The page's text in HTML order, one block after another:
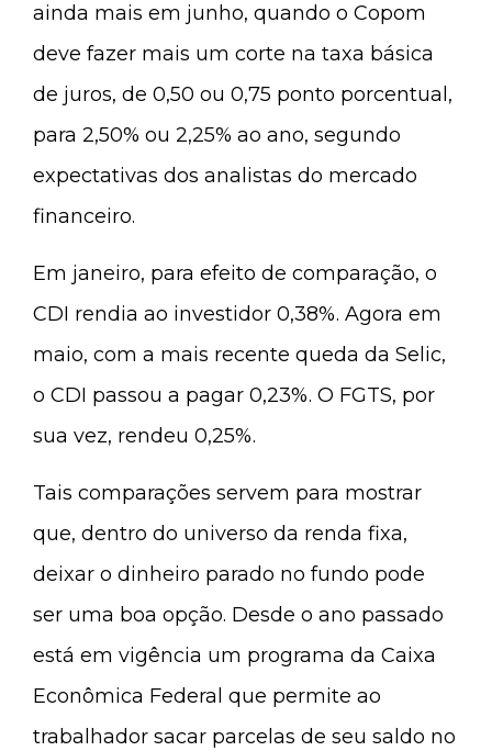
ainda mais em junho, quando o Copom
deve fazer mais um corte na taxa básica
de juros, de 0,50 ou 0,75 ponto porcentual,
para 2,50% ou 2,25% ao ano, segundo
expectativas dos analistas do mercado
financeiro.
Em janeiro, para efeito de comparação, o
CDI rendia ao investidor 0,38%. Agora em
maio, com a mais recente queda da Selic,
o CDI passou a pagar 0,23%. O FGTS, por
sua vez, rendeu 0,25%.
Tais comparações servem para mostrar
que, dentro do universo da renda fixa,
deixar o dinheiro parado no fundo pode
ser uma boa opção. Desde o ano passado
está em vigência um programa da Caixa
Econômica Federal que permite ao
trabalhador sacar parcelas de seu saldo no